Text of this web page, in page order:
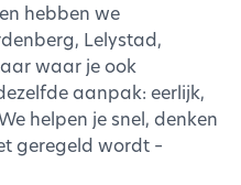
hebben we
Lelystad,
waar je ook
aanpak: eerlijk,
helpen je snel, denken
geregeld wordt –